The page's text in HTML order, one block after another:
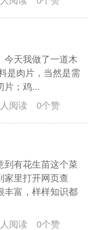
今天我做了一道木
是肉片，当然是需
片；鸡...
人阅读 0个赞
到有花生苗这个菜
家里打开网页查
丰富，样样知识都
人阅读 0个赞